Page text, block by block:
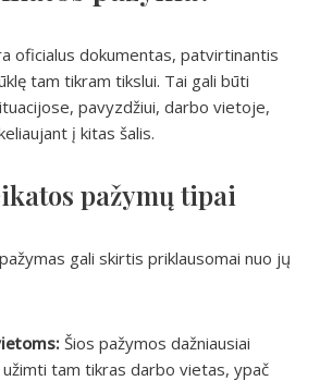
oficialus dokumentas, patvirtinantis
tam tikram tikslui. Tai gali būti
pavyzdžiui, darbo vietoje,
į kitas šalis.
pažymų tipai
gali skirtis priklausomai nuo jų
Šios pažymos dažniausiai
tam tikras darbo vietas, ypač